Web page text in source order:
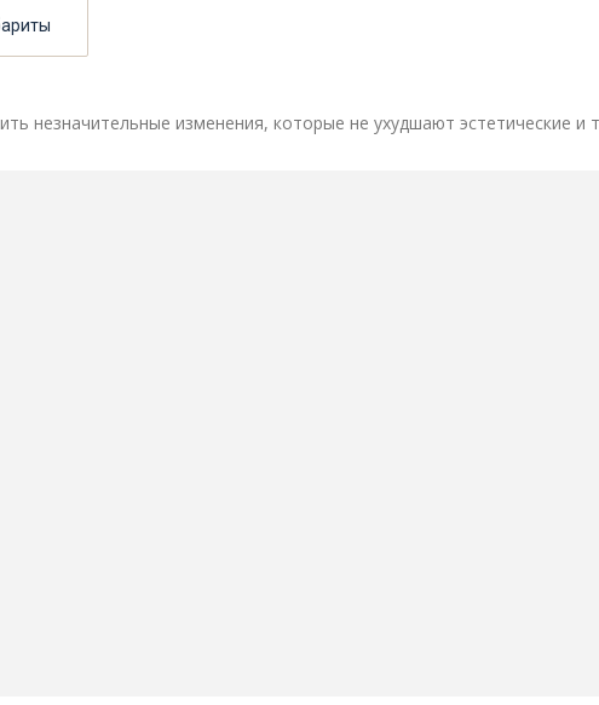
незначительные изменения, которые не ухудшают эстетические и